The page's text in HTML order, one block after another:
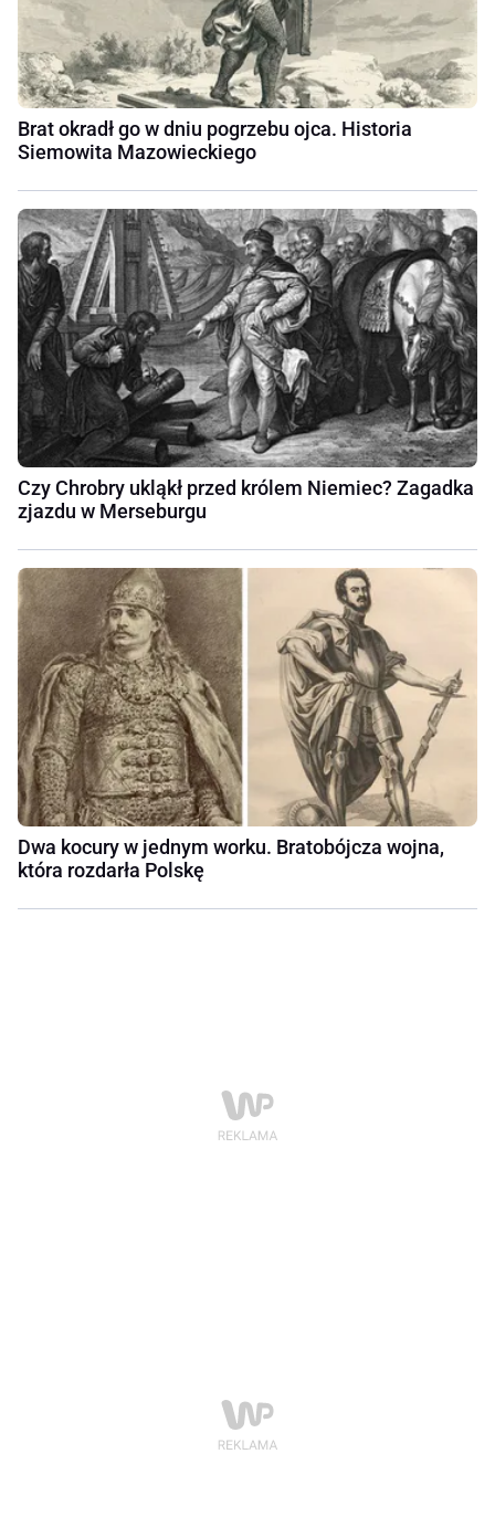
Brat okradł go w dniu pogrzebu ojca. Historia
Siemowita Mazowieckiego
Czy Chrobry ukląkł przed królem Niemiec? Zagadka
zjazdu w Merseburgu
Dwa kocury w jednym worku. Bratobójcza wojna,
która rozdarła Polskę